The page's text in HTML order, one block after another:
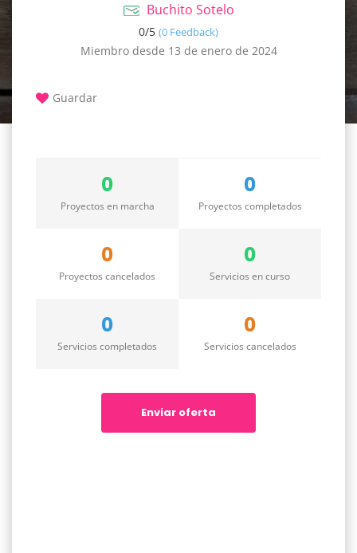
Buchito Sotelo
0/5 (0 Feedback)
Miembro desde 13 de enero de 2024
Guardar
0
Proyectos en marcha
0
Proyectos completados
0
Proyectos cancelados
0
Servicios en curso
0
Servicios completados
0
Servicios cancelados
Enviar oferta